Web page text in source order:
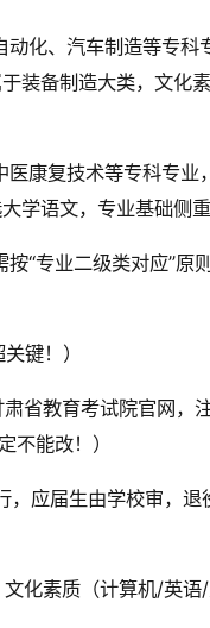
动化、汽车制造等专
装备制造大类，文化
医康复技术等专科专
学语文，专业基础侧
“专业二级类对应”原
键！）
肃省教育考试院官网
不能改！）
，应届生由学校审，
化素质（计算机/英